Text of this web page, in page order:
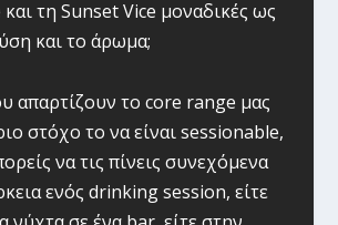
τη Sunset Vice μοναδικές ως
και το άρωμα;
απαρτίζουν το core range μας
στόχο το να είναι sessionable,
να τις πίνεις συνεχόμενα
ενός drinking session, είτε